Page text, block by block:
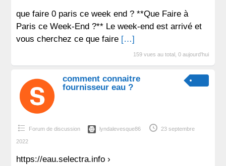
que faire 0 paris ce week end ? **Que Faire à
Paris ce Week-End ?** Le week-end est arrivé et
vous cherchez ce que faire […]
159 vues au total, 0 aujourd'hui
comment connaitre
fournisseur eau ?
Forum de discussion lyndalevesque86 23 septembre
2022
https://eau.selectra.info ›